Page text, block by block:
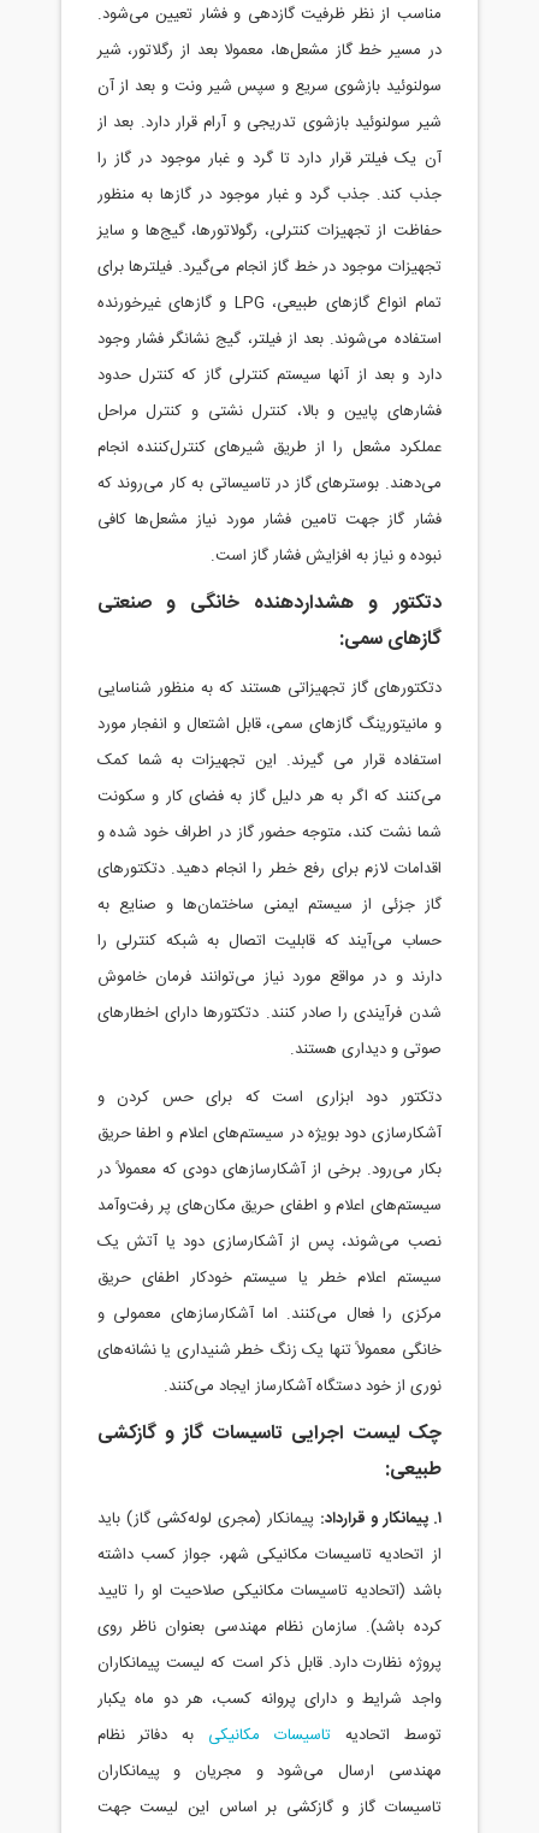
از نظر ظرفیت گازدهی و فشار تعيين می‌شود.
مسير خط گاز مشعل‌ها، معمولا بعد از رگلاتور، شير
بازشوی سريع و سپس شير ونت و بعد از آن
سولنوئید بازشوی تدريجی و آرام قرار دارد. بعد از
يک فيلتر قرار دارد تا گرد و غبار موجود در گاز را
کند. جذب گرد و غبار موجود در گازها به منظور
از تجهیزات کنترلی، رگولاتورها، گیج‌ها و سایز
موجود در خط گاز انجام می‌گیرد. فیلترها برای
تمام انواع گازهای طبیعی، LPG و گازهای غیرخورنده
می‌شوند. بعد از فيلتر، گيج نشانگر فشار وجود
و بعد از آنها سيستم کنترلی گاز که کنترل حدود
پايين و بالا، کنترل نشتی و کنترل مراحل
مشعل را از طريق شيرهای کنترل‌کننده انجام
بوسترهای گاز در تاسيساتی به کار می‌روند که
گاز جهت تامين فشار مورد نياز مشعل‌ها کافی
و نياز به افزايش فشار گاز است.
و هشداردهنده خانگی و صنعتی
گاز تجهیزاتی هستند که به منظور شناسایی
گازهای سمی، قابل اشتعال و انفجار مورد
قرار می گیرند. این تجهیزات به شما کمک
که اگر به هر دلیل گاز به فضای کار و سکونت
نشت کند، متوجه حضور گاز در اطراف خود شده و
لازم برای رفع خطر را انجام دهید. دتکتورهای
جزئی از سيستم ايمنی ساختمان‌ها و صنايع به
می‌آيند که قابليت اتصال به شبکه کنترلی را
و در مواقع مورد نياز می‌توانند فرمان خاموش
فرآيندی را صادر کنند. دتکتورها دارای اخطارهای
و ديداری هستند.
دود ابزاری است که برای حس کردن و
دود بویژه در سیستم‌های اعلام و اطفا حریق
می‌رود. برخی از آشکارسازهای دودی که معمولاً در
اعلام و اطفای حریق مکان‌های پر رفت‌وآمد
می‌شوند، پس از آشکارسازی دود یا آتش یک
اعلام خطر یا سیستم خودکار اطفای حریق
را فعال می‌کنند. اما آشکارسازهای معمولی و
معمولاً تنها یک زنگ خطر شنیداری یا نشانه‌های
از خود دستگاه آشکارساز ایجاد می‌کنند.
لیست اجرایی تاسیسات گاز و گازکشی
پیمانکار (مجری لوله‌کشی گاز) باید
اتحادیه تاسیسات مکانیکی شهر، جواز کسب داشته
(اتحادیه تاسیسات مکانیکی صلاحیت او را تایید
باشد). سازمان نظام مهندسی بعنوان ناظر روی
نظارت دارد. قابل ذکر است که لیست پیمانکاران
شرایط و دارای پروانه کسب، هر دو ماه یکبار
اتحادیهتاسیسات مکانیکیبه دفاتر نظام
ارسال می‌شود و مجریان و پیمانکاران
گاز و گازکشی بر اساس این لیست جهت